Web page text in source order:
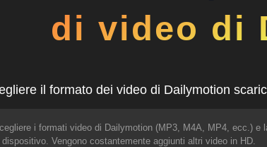
di video di
il formato dei video di Dailymotion
i formati video di Dailymotion (MP3, M4A, MP4, ecc.)
Vengono costantemente aggiunti altri video in HD.